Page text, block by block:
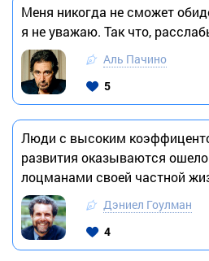
Меня никогда не сможет
я не уважаю. Так что,
Аль Пачино
5
Люди с высоким
развития оказываются
лоцманами своей частной
Дэниел Гоулман
4